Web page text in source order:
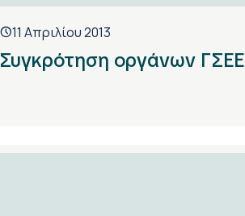
11 Απριλίου 2013
Συγκρότηση οργάνων ΓΣΕΕ